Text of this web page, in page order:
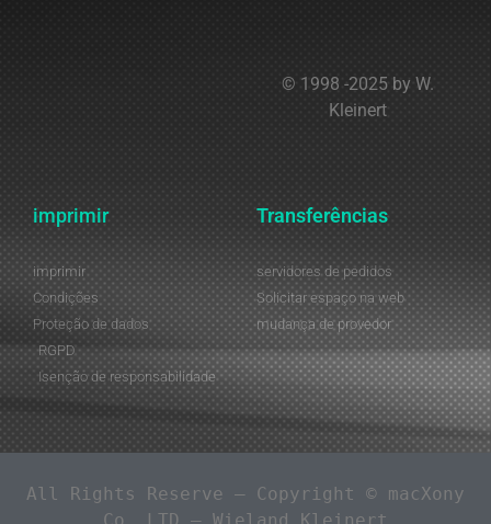
© 1998 -2025 by W.
Kleinert
imprimir
imprimir
Condições
Proteção de dados
RGPD
Isenção de responsabilidade
Transferências
servidores de pedidos
Solicitar espaço na web
mudança de provedor
All Rights Reserve – Copyright © macXony
Co. LTD – Wieland Kleinert